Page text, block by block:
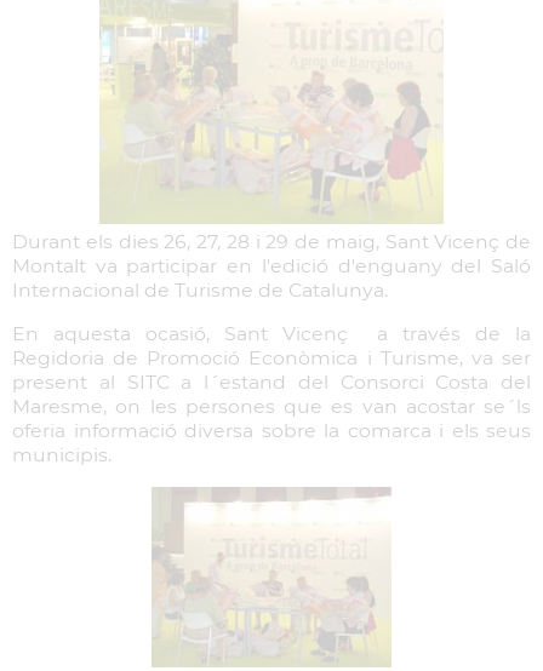
Durant els dies 26, 27, 28 i 29 de maig, Sant Vicenç de
Montalt va participar en l'edició d'enguany del Saló
Internacional de Turisme de Catalunya.
En aquesta ocasió, Sant Vicenç a través de la
Regidoria de Promoció Econòmica i Turisme, va ser
present al SITC a l´estand del Consorci Costa del
Maresme, on les persones que es van acostar se´ls
oferia informació diversa sobre la comarca i els seus
municipis.